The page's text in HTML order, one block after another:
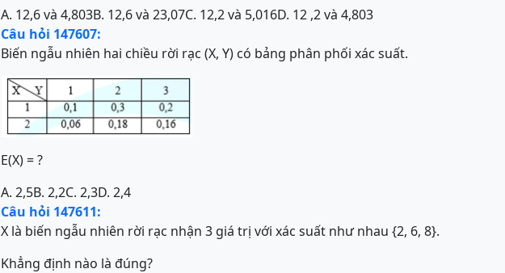
A. 12,6 và 4,803B. 12,6 và 23,07C. 12,2 và 5,016D. 12 ,2 và 4,803
Câu hỏi 147607:
Biến ngẫu nhiên hai chiều rời rạc (X, Y) có bảng phân phối xác suất.
E(X) = ?
A. 2,5B. 2,2C. 2,3D. 2,4
Câu hỏi 147611:
X là biến ngẫu nhiên rời rạc nhận 3 giá trị với xác suất như nhau {2, 6, 8}.
Khẳng định nào là đúng?